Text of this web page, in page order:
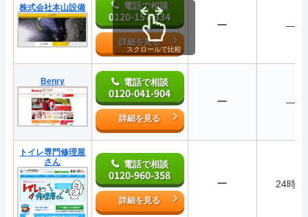
株式会社本山設備 電話で相談
0120-157-334
詳細を見る
ー ―
Benry 電話で相談
0120-041-904
詳細を見る
ー ―
トイレ専門修理屋
さん
電話で相談
0120-960-358
詳細を見る
ー 24時間
スクロールで比較